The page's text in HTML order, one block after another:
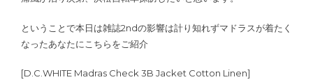
ということで本日は雑誌2ndの影響は計り知れずマドラスが着たく
なったあなたにこちらをご紹介
[D.C.WHITE Madras Check 3B Jacket Cotton Linen]